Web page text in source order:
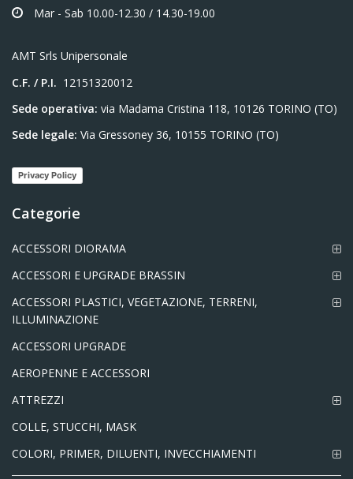
Mar - Sab 10.00-12.30 / 14.30-19.00
AMT Srls Unipersonale
C.F. / P.I. 12151320012
Sede operativa: via Madama Cristina 118, 10126 TORINO (TO)
Sede legale: Via Gressoney 36, 10155 TORINO (TO)
Privacy Policy
Categorie
ACCESSORI DIORAMA
ACCESSORI E UPGRADE BRASSIN
ACCESSORI PLASTICI, VEGETAZIONE, TERRENI,
ILLUMINAZIONE
ACCESSORI UPGRADE
AEROPENNE E ACCESSORI
ATTREZZI
COLLE, STUCCHI, MASK
COLORI, PRIMER, DILUENTI, INVECCHIAMENTI